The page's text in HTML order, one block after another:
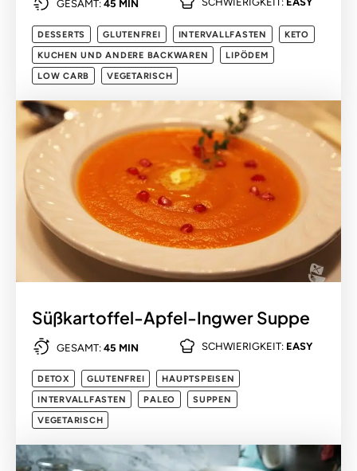
GESAMT: 45 MIN
DESSERTS GLUTENFREI INTERVALLFASTEN
KETO
KUCHEN UND ANDERE BACKWAREN
LIPÖDEM
LOW CARB
VEGETARISCH
Süßkartoffel-Apfel-Ingwer Suppe
GESAMT: 45 MIN SCHWIERIGKEIT: EASY
DETOX GLUTENFREI
HAUPTSPEISEN
INTERVALLFASTEN
PALEO
SUPPEN
VEGETARISCH